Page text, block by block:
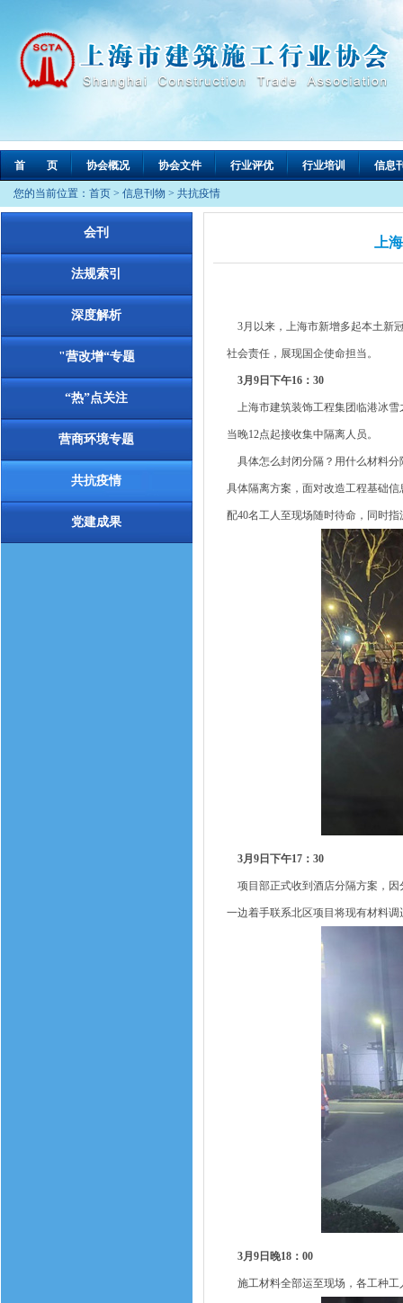
首 页 协会概况 协会文件 行业评优 行业培训 信息
您的当前位置： 首页 > 信息刊物 > 共抗疫情
会刊
法规索引
深度解析
"营改增“专题
“热”点关注
营商环境专题
共抗疫情
党建成果
上
3月以来，上海市新增多起本土新
社会责任，展现国企使命担当。
3月9日下午16：30
上海市建筑装饰工程集团临港冰雪
当晚12点起接收集中隔离人员。
具体怎么封闭分隔？用什么材料分
具体隔离方案，面对改造工程基础
配40名工人至现场随时待命，同时
3月9日下午17：30
项目部正式收到酒店分隔方案，因
一边着手联系北区项目将现有材料
3月9日晚18：00
施工材料全部运至现场，各工种工